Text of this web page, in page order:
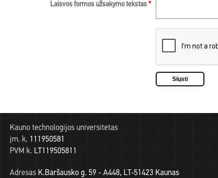
Laisvos formos užsakymo tekstas *
Kauno technologijos universitetas
įm. k. 111950581
PVM k. LT119505811
Adresas K.Baršausko g. 59 - A448, LT-51423 Kaunas